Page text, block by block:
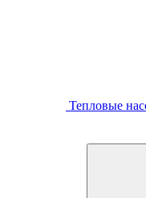
Тепловые